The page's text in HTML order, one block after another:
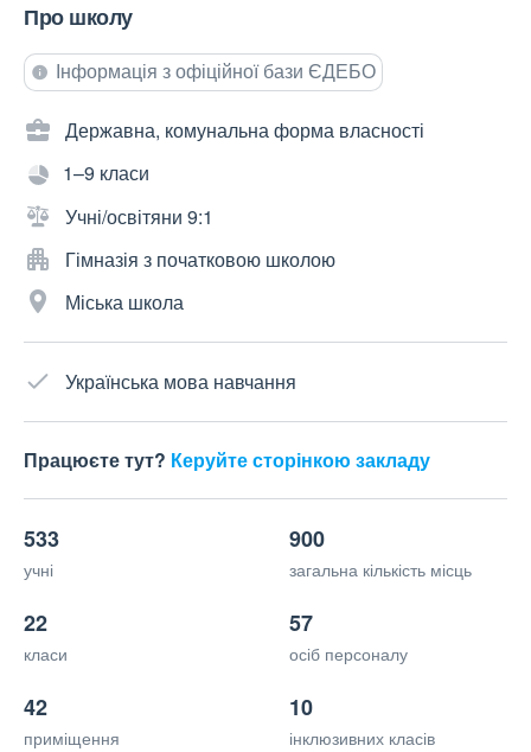
Про школу
Інформація з офіційної бази ЄДЕБО
Державна, комунальна форма власності
1–9 класи
Учні/освітяни 9:1
Гімназія з початковою школою
Міська школа
Українська мова навчання
Працюєте тут? Керуйте сторінкою закладу
533
учні
900
загальна кількість місць
22
класи
57
осіб персоналу
42
приміщення
10
інклюзивних класів